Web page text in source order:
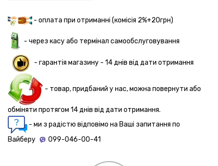
- оплата при отриманні (комісія 2%+20грн)
- через касу або термінал самообслуговування
- гарантія магазину - 14 днів від дати отримання
- товар, придбаний у нас, можна повернути або
обміняти протягом 14 днів від дати отримання.
- ми з радістю відповімо на Ваші запитання по
Вайберу
099-046-00-41